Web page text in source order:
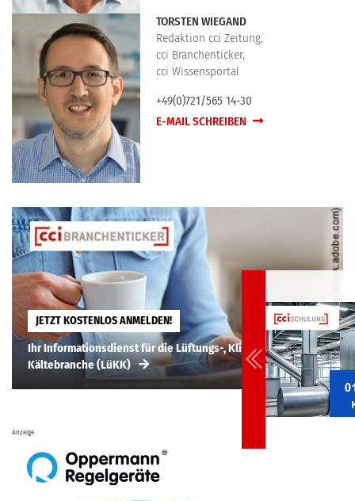
TORSTEN WIEGAND
Redaktion cci Zeitung,
cci Branchenticker,
cci Wissensportal
+49(0)721/565 14-30
E-MAIL SCHREIBEN
JETZT KOSTENLOS ANMELDEN!
Ihr Informationsdienst für die Lüftungs-, Klima-,
Kältebranche (LüKK)
Anzeige